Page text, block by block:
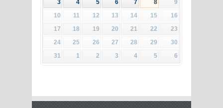
3
4 5 6 7 8
9
10
11 12 13 14 15
16
17
18 19 20 21 22
23
24
25 26 27 28 29
30
31
1 2 3 4 5 6